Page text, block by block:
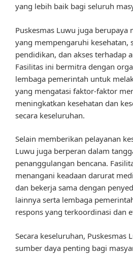
yang lebih baik bagi seluruh
Puskesmas Luwu juga berupaya
yang mempengaruhi kesehatan,
pendidikan, dan akses terhadap
Fasilitas ini bermitra dengan
lembaga pemerintah untuk
yang mengatasi faktor-faktor
meningkatkan kesehatan dan
secara keseluruhan.
Selain memberikan pelayanan
Luwu juga berperan dalam
penanggulangan bencana.
menangani keadaan darurat
dan bekerja sama dengan
lainnya serta lembaga
respons yang terkoordinasi dan
Secara keseluruhan, Puskesmas
sumber daya penting bagi